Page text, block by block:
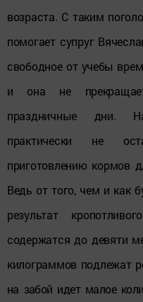
возраста. С таким
помогает супруг
свободное от учебы
и она не
праздничные дни.
практически не
приготовлению кормов
Ведь от того, чем и как
результат
содержатся до девяти
килограммов подлежат
на забой идет малое